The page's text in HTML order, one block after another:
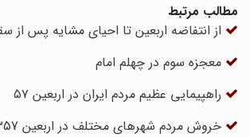
مطالب مرتبط
از انتفاضه اربعین تا احیای مشایه پس از
معجزه سوم در چهلم امام
راهپیمایی عظیم مردم ایران در اربعین ۵۷
خروش مردم شهرهای مختلف در اربعین 1357